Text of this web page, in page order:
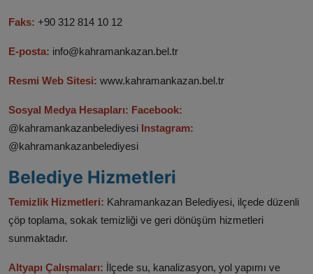
Faks: +90 312 814 10 12​
E-posta: info@kahramankazan.bel.tr​
Resmi Web Sitesi: www.kahramankazan.bel.tr​
Sosyal Medya Hesapları: Facebook:
@kahramankazanbelediyesi​ Instagram:
@kahramankazanbelediyesi​
Belediye Hizmetleri
Temizlik Hizmetleri: Kahramankazan Belediyesi, ilçede düzenli
çöp toplama, sokak temizliği ve geri dönüşüm hizmetleri
sunmaktadır.​
Altyapı Çalışmaları: İlçede su, kanalizasyon, yol yapımı ve